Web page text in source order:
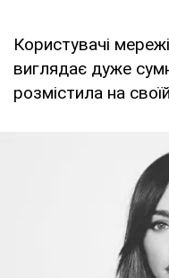
Користувачі
виглядає дуже
розмістила на